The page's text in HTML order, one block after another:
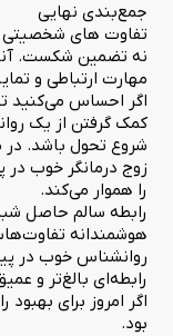
جمع‌بندی نهایی
تفاوت های شخصیتی
نه تضمین شکست.
مهارت ارتباطی و
اگر احساس می‌کنید
کمک گرفتن از یک
شروع تحول باشد. در
زوج درمانگر خوب در
را هموار می‌کند.
رابطه سالم حاصل
هوشمندانه
روانشناس خوب در
رابطه‌ای بالغ‌تر و
اگر امروز برای بهبود
بود.